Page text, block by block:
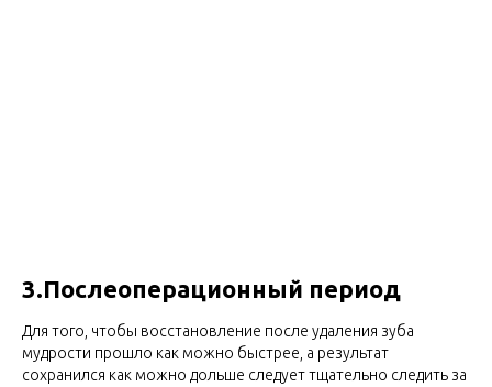
3.Послеоперационный период
Для того, чтобы восстановление после удаления зуба
мудрости прошло как можно быстрее, а результат
сохранился как можно дольше следует тщательно следить за